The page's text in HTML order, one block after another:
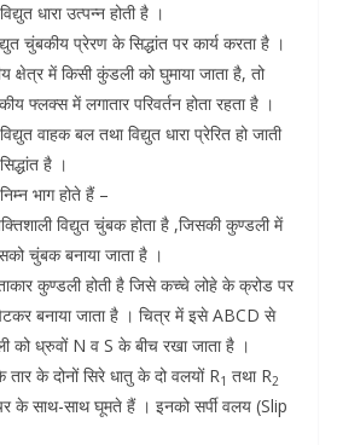
धारा उत्पन्न होती है ।
चुंबकीय प्रेरण के सिद्धांत पर कार्य करता है ।
क्षेत्र में किसी कुंडली को घुमाया जाता है, तो
फ्लक्स में लगातार परिवर्तन होता रहता है ।
वाहक बल तथा विद्युत धारा प्रेरित हो जाती
है ।
भाग होते हैं –
विद्युत चुंबक होता है ,जिसकी कुण्डली में
चुंबक बनाया जाता है ।
कुण्डली होती है जिसे कच्चे लोहे के क्रोड पर
बनाया जाता है । चित्र में इसे ABCD से
को ध्रुवों N व S के बीच रखा जाता है ।
के दोनों सिरे धातु के दो वलयों R1 तथा R2
के साथ-साथ घूमते हैं । इनको सर्पी वलय (Slip